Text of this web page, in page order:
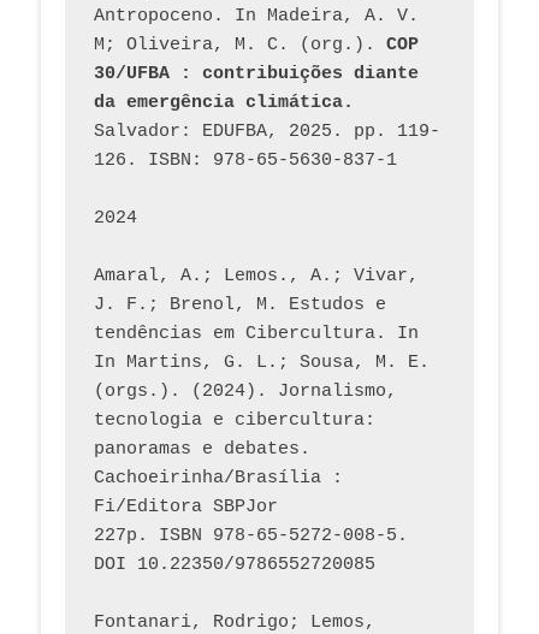
Antropoceno. In Madeira, A. V.
M; Oliveira, M. C. (org.). COP
30/UFBA : contribuições diante
da emergência climática.
Salvador: EDUFBA, 2025. pp. 119-
126. ISBN: 978-65-5630-837-1
2024
Amaral, A.; Lemos., A.; Vivar,
J. F.; Brenol, M. Estudos e
tendências em Cibercultura. In
In Martins, G. L.; Sousa, M. E.
(orgs.). (2024). Jornalismo,
tecnologia e cibercultura:
panoramas e debates.
Cachoeirinha/Brasília :
Fi/Editora SBPJor
227p. ISBN 978-65-5272-008-5.
DOI 10.22350/9786552720085
Fontanari, Rodrigo; Lemos,